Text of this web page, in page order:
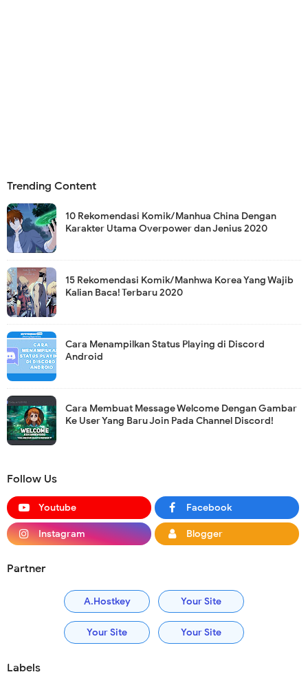
Trending Content
10 Rekomendasi Komik/Manhua China Dengan
Karakter Utama Overpower dan Jenius 2020
15 Rekomendasi Komik/Manhwa Korea Yang Wajib
Kalian Baca! Terbaru 2020
Cara Menampilkan Status Playing di Discord
Android
Cara Membuat Message Welcome Dengan Gambar
Ke User Yang Baru Join Pada Channel Discord!
Follow Us
Youtube Facebook
Instagram Blogger
Partner
A.Hostkey Your Site
Your Site Your Site
Labels